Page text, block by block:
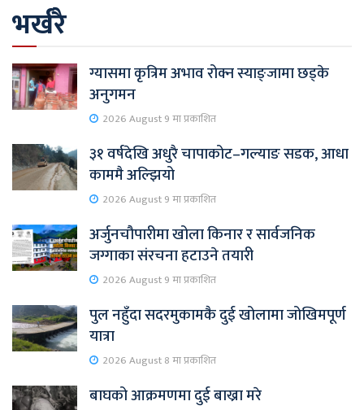
भर्खरै
ग्यासमा कृत्रिम अभाव रोक्न स्याङ्जामा छड्के
अनुगमन
2026 August 9 मा प्रकाशित
३१ वर्षदेखि अधुरै चापाकोट–गल्याङ सडक, आधा
काममै अल्झियो
2026 August 9 मा प्रकाशित
अर्जुनचौपारीमा खोला किनार र सार्वजनिक
जग्गाका संरचना हटाउने तयारी
2026 August 9 मा प्रकाशित
पुल नहुँदा सदरमुकामकै दुई खोलामा जोखिमपूर्ण
यात्रा
2026 August 8 मा प्रकाशित
बाघको आक्रमणमा दुई बाख्रा मरे